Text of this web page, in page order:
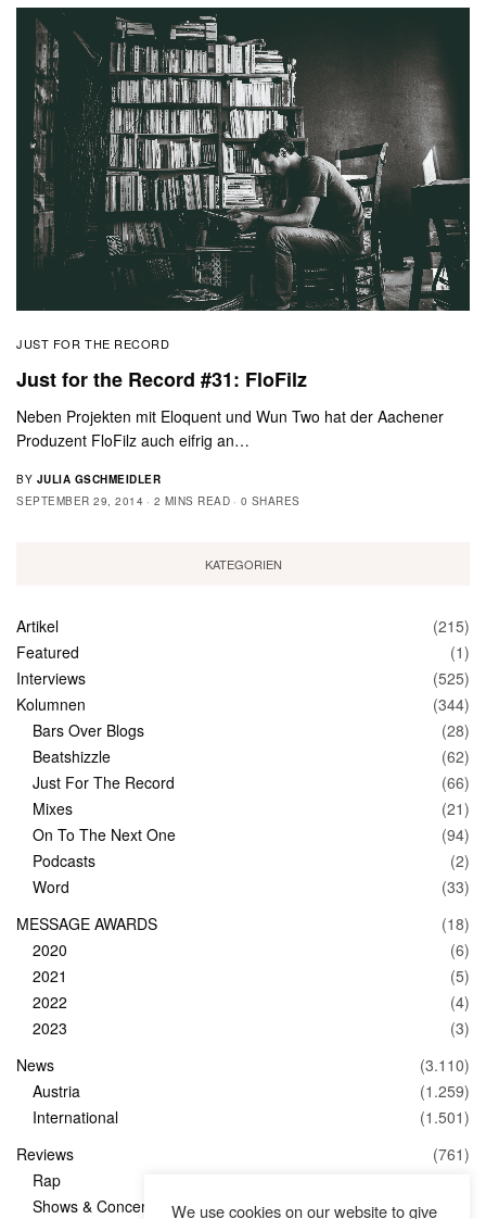
JUST FOR THE RECORD
Just for the Record #31: FloFilz
Neben Projekten mit Eloquent und Wun Two hat der Aachener
Produzent FloFilz auch eifrig an…
BY JULIA GSCHMEIDLER
SEPTEMBER 29, 2014
2 MINS READ 0 SHARES
KATEGORIEN
Artikel
(215)
Featured
(1)
Interviews
(525)
Kolumnen
(344)
Bars Over Blogs
(28)
Beatshizzle
(62)
Just For The Record
(66)
Mixes
(21)
On To The Next One
(94)
Podcasts
(2)
Word
(33)
MESSAGE AWARDS
(18)
2020
(6)
2021
(5)
2022
(4)
2023
(3)
News
(3.110)
Austria
(1.259)
International
(1.501)
Reviews
(761)
Rap
Shows & Concerts
(347)
We use cookies on our website to give